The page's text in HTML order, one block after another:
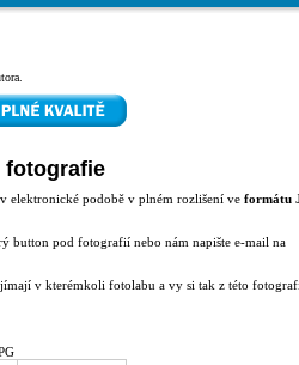
fotografie
elektronické podobě v plném rozlišení ve formátu
button pod fotografií nebo nám napište e-mail na
v kterémkoli fotolabu a vy si tak z této